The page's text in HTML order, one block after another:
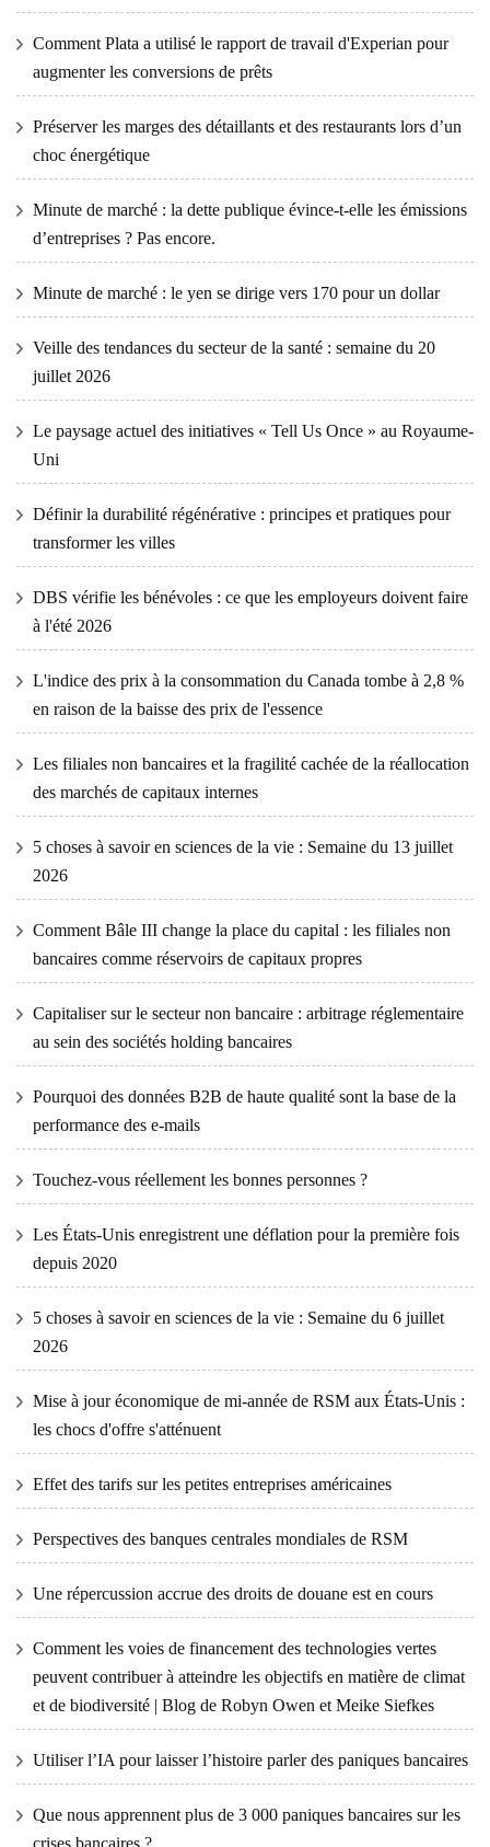
Comment Plata a utilisé le rapport de travail d'Experian pour
augmenter les conversions de prêts
Préserver les marges des détaillants et des restaurants lors d’un
choc énergétique
Minute de marché : la dette publique évince-t-elle les émissions
d’entreprises ? Pas encore.
Minute de marché : le yen se dirige vers 170 pour un dollar
Veille des tendances du secteur de la santé : semaine du 20
juillet 2026
Le paysage actuel des initiatives « Tell Us Once » au Royaume-
Uni
Définir la durabilité régénérative : principes et pratiques pour
transformer les villes
DBS vérifie les bénévoles : ce que les employeurs doivent faire
à l'été 2026
L'indice des prix à la consommation du Canada tombe à 2,8 %
en raison de la baisse des prix de l'essence
Les filiales non bancaires et la fragilité cachée de la réallocation
des marchés de capitaux internes
5 choses à savoir en sciences de la vie : Semaine du 13 juillet
2026
Comment Bâle III change la place du capital : les filiales non
bancaires comme réservoirs de capitaux propres
Capitaliser sur le secteur non bancaire : arbitrage réglementaire
au sein des sociétés holding bancaires
Pourquoi des données B2B de haute qualité sont la base de la
performance des e-mails
Touchez-vous réellement les bonnes personnes ?
Les États-Unis enregistrent une déflation pour la première fois
depuis 2020
5 choses à savoir en sciences de la vie : Semaine du 6 juillet
2026
Mise à jour économique de mi-année de RSM aux États-Unis :
les chocs d'offre s'atténuent
Effet des tarifs sur les petites entreprises américaines
Perspectives des banques centrales mondiales de RSM
Une répercussion accrue des droits de douane est en cours
Comment les voies de financement des technologies vertes
peuvent contribuer à atteindre les objectifs en matière de climat
et de biodiversité | Blog de Robyn Owen et Meike Siefkes
Utiliser l’IA pour laisser l’histoire parler des paniques bancaires
Que nous apprennent plus de 3 000 paniques bancaires sur les